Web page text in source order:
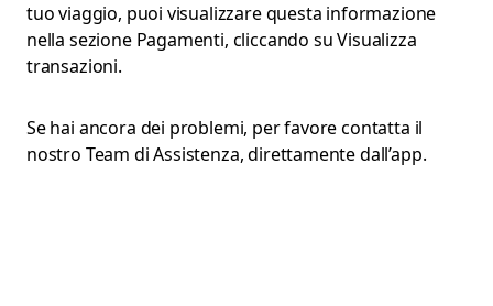
tuo viaggio, puoi visualizzare questa informazione
nella sezione Pagamenti, cliccando su Visualizza
transazioni.
Se hai ancora dei problemi, per favore contatta il
nostro Team di Assistenza, direttamente dall’app.